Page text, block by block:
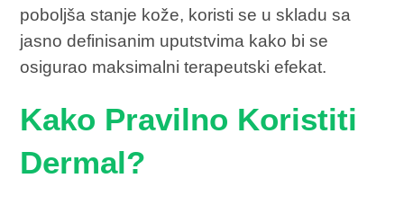
poboljša stanje kože, koristi se u skladu sa
jasno definisanim uputstvima kako bi se
osigurao maksimalni terapeutski efekat.
Kako Pravilno Koristiti
Dermal?